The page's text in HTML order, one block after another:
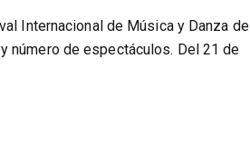
Internacional de Música y Danza de
número de espectáculos. Del 21 de